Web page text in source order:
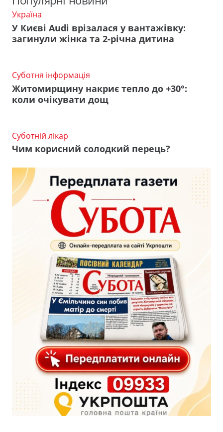
Україна
У Києві Audi врізалася у вантажівку:
загинули жінка та 2-річна дитина
Суботня інформація
Житомирщину накриє тепло до +30°:
коли очікувати дощ
Суботній лікар
Чим корисний солодкий перець?